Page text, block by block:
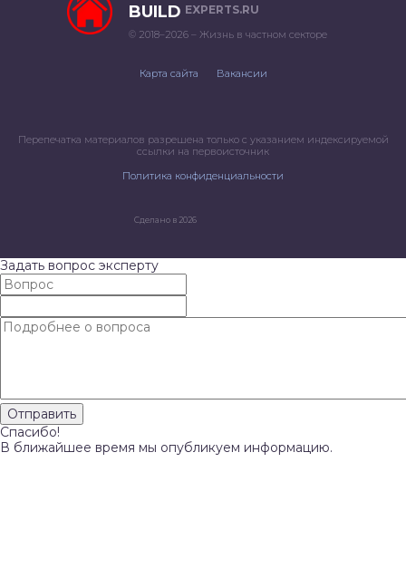
BUILD EXPERTS.RU
© 2018–2026 – Жизнь в частном секторе
Карта сайта Вакансии
Перепечатка материалов разрешена только с указанием индексируемой
ссылки на первоисточник
Политика конфиденциальности
Сделано в 2026
Задать вопрос эксперту
Спасибо!
В ближайшее время мы опубликуем информацию.